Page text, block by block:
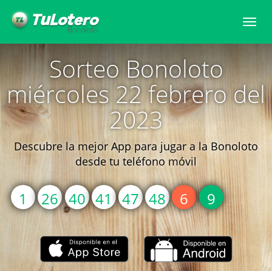
Sorteo Bonoloto
miércoles 22 febrero del
2023
Descubre la mejor App para jugar a la Bonoloto
desde tu teléfono móvil
1 26 40 41 47 48 6 9